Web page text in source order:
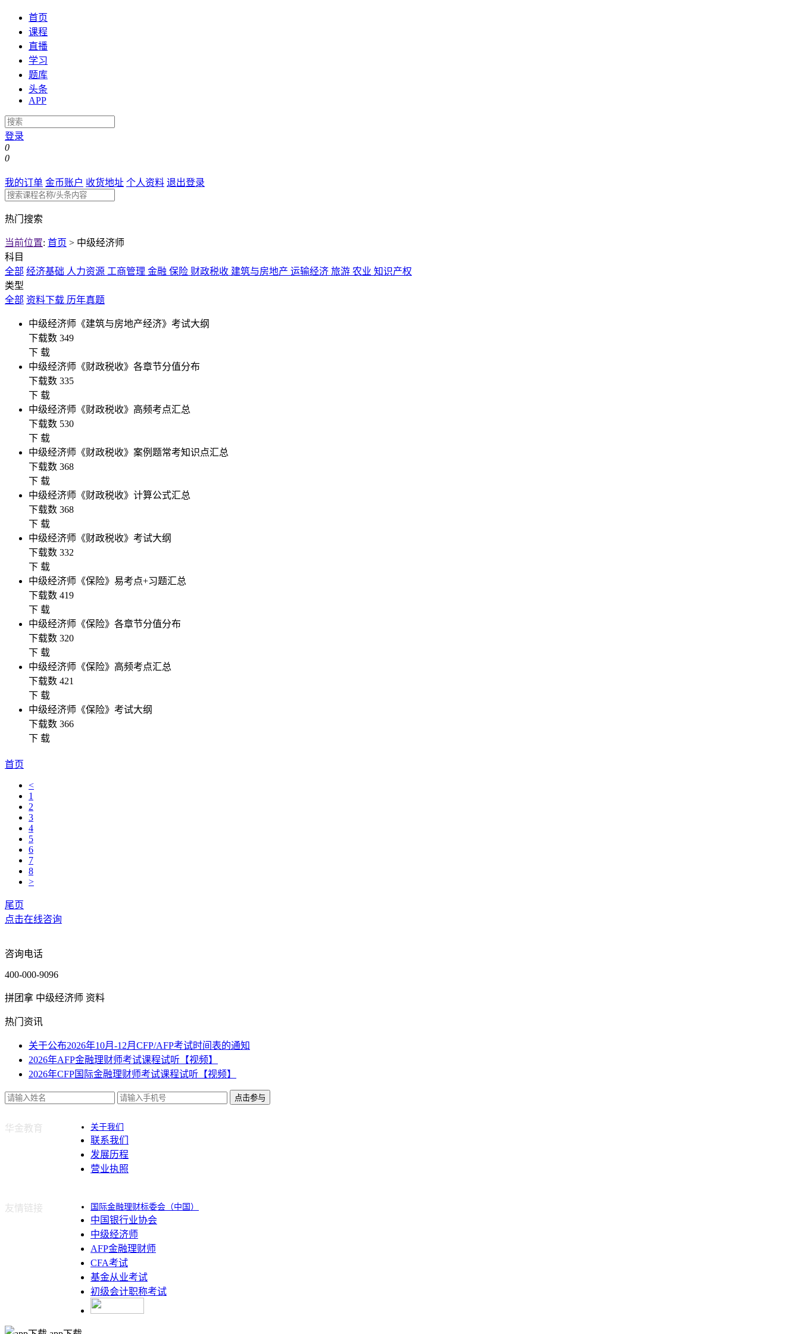
首页
课程
直播
学习
题库
头条
APP
登录
0
0
我的订单 金币账户 收货地址 个人资料 退出登录
热门搜索
当前位置: 首页 > 中级经济师
科目
全部 经济基础 人力资源 工商管理 金融 保险 财政税收 建筑与房地产 运输经济 旅游 农业 知识产权
类型
全部 资料下载 历年真题
中级经济师《建筑与房地产经济》考试大纲
下载数 349
下 载
中级经济师《财政税收》各章节分值分布
下载数 335
下 载
中级经济师《财政税收》高频考点汇总
下载数 530
下 载
中级经济师《财政税收》案例题常考知识点汇总
下载数 368
下 载
中级经济师《财政税收》计算公式汇总
下载数 368
下 载
中级经济师《财政税收》考试大纲
下载数 332
下 载
中级经济师《保险》易考点+习题汇总
下载数 419
下 载
中级经济师《保险》各章节分值分布
下载数 320
下 载
中级经济师《保险》高频考点汇总
下载数 421
下 载
中级经济师《保险》考试大纲
下载数 366
下 载
首页
<
1
2
3
4
5
6
7
8
>
尾页
点击在线咨询
咨询电话
400-000-9096
拼团拿 中级经济师 资料
热门资讯
关于公布2026年10月-12月CFP/AFP考试时间表的通知
2026年AFP金融理财师考试课程试听【视频】
2026年CFP国际金融理财师考试课程试听【视频】
点击参与
华金教育 关于我们
联系我们
发展历程
营业执照
友情链接 国际金融理财标委会（中国）
中国银行业协会
中级经济师
AFP金融理财师
CFA考试
基金从业考试
初级会计职称考试